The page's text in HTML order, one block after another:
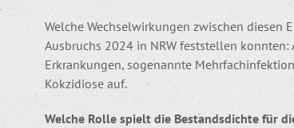
Welche Wechselwirkungen zwischen diesen
Ausbruchs 2024 in NRW feststellen
Erkrankungen, sogenannte
Kokzidiose auf.
Welche Rolle spielt die Bestandsdichte für